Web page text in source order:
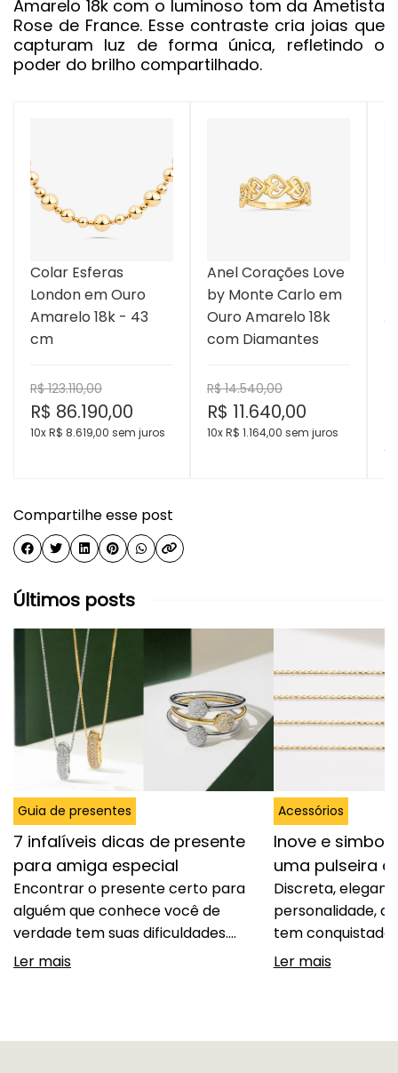
Amarelo 18k com o luminoso tom da Ametista
Rose de France. Esse contraste cria joias que
capturam luz de forma única, refletindo o
poder do brilho compartilhado.
Colar Esferas
London em Ouro
Amarelo 18k - 43
cm
R$ 123.110,00
R$ 86.190,00
10x R$ 8.619,00 sem juros
Anel Corações Love
by Monte Carlo em
Ouro Amarelo 18k
com Diamantes
R$ 14.540,00
R$ 11.640,00
10x R$ 1.164,00 sem juros
Compartilhe esse post
Últimos posts
Guia de presentes
7 infalíveis dicas de presente
para amiga especial
Encontrar o presente certo para
alguém que conhece você de
verdade tem suas dificuldades.
Acertar no gosto, demonstrar
dicas de presente para amiga que
Ler mais
Acessórios
Inove e
uma pulseira
Discreta,
personalidade, a
tem conquistado
espaço entre
compromisso
Ler mais